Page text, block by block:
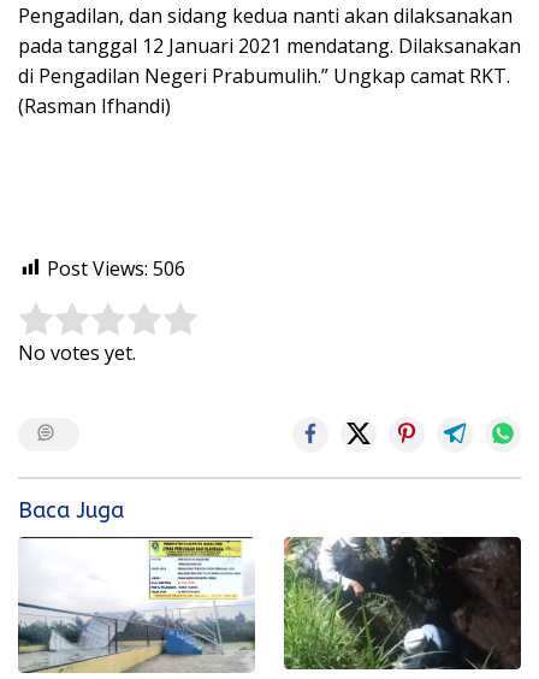
Pengadilan, dan sidang kedua nanti akan dilaksanakan
pada tanggal 12 Januari 2021 mendatang. Dilaksanakan
di Pengadilan Negeri Prabumulih.” Ungkap camat RKT.
(Rasman Ifhandi)
Post Views: 506
Rate this item:
No votes yet.
Baca Juga